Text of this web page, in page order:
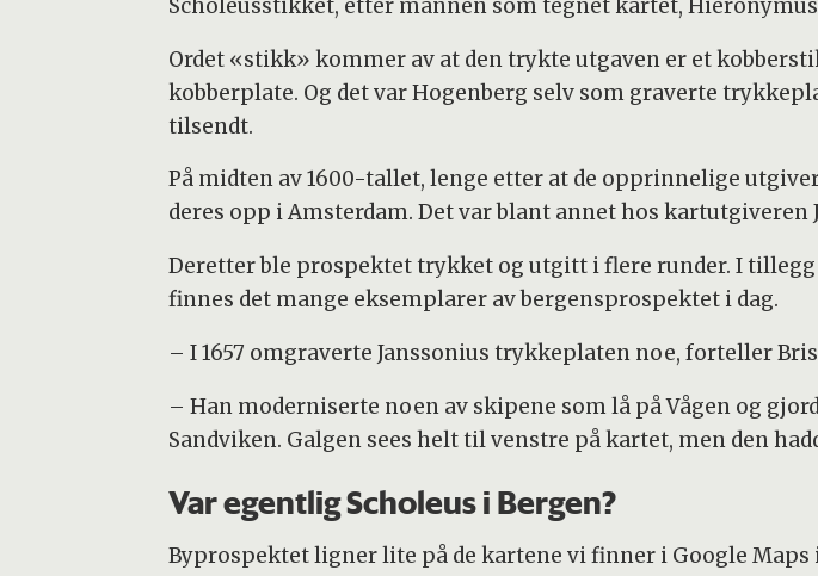
Scholeusstikket, etter mannen som tegnet kartet, Hieronymus
Ordet «stikk» kommer av at den trykte utgaven er et
kobberplate. Og det var Hogenberg selv som graverte
tilsendt.
På midten av 1600-tallet, lenge etter at de opprinnelige
deres opp i Amsterdam. Det var blant annet hos kartutgiveren
Deretter ble prospektet trykket og utgitt i flere runder. I
finnes det mange eksemplarer av bergensprospektet i dag.
– I 1657 omgraverte Janssonius trykkeplaten noe, forteller
– Han moderniserte noen av skipene som lå på Vågen og
Sandviken. Galgen sees helt til venstre på kartet, men den
Var egentlig Scholeus i Bergen?
Byprospektet ligner lite på de kartene vi finner i Google